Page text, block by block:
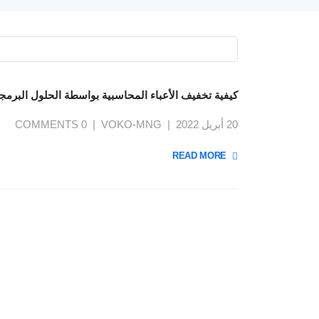
كيفية تخفيف الأعباء المحاسبية بواسطة الحلول
20 أبريل 2022 VOKO-MNG
0 COMMENTS
READ MORE +